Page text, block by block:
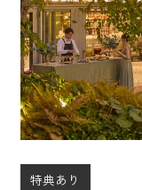
特典あり